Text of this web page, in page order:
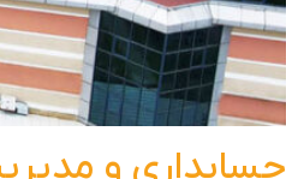
حسابداری و